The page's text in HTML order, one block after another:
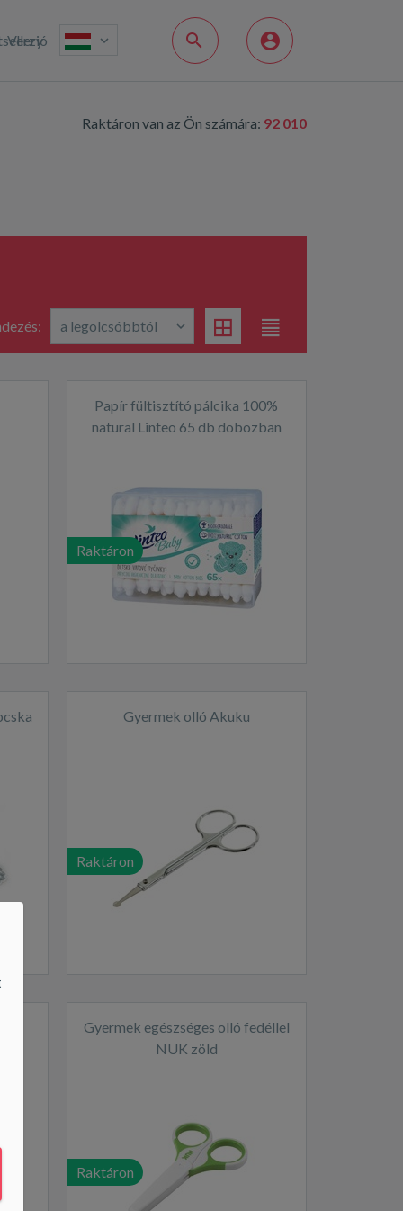
Verzió
Raktáron van az Ön számára: 92 010
Papír fültisztító pálcika 100%
natural Linteo 65 db dobozban
Raktáron
Gyermek olló Akuku
Raktáron
Gyermek egészséges olló fedéllel
NUK zöld
Raktáron